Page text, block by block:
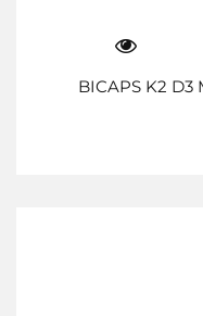
BICAPS K2 D3